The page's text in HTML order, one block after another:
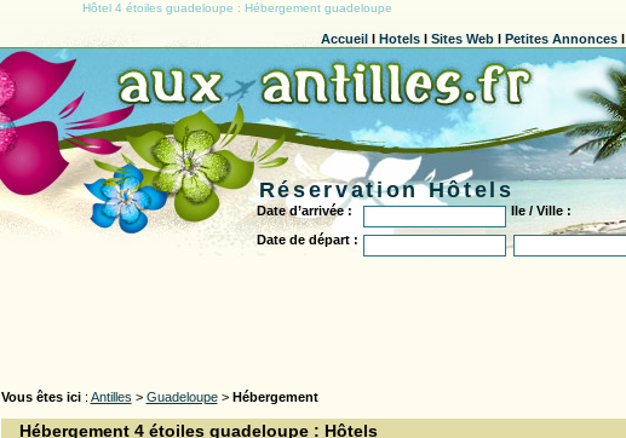
Hôtel 4 étoiles guadeloupe : Hébergement guadeloupe
Accueill Hotelsl Sites Webl Petites Annoncesl
Réservation Hôtels
Date d’arrivée :
Ile / Ville :
Date de départ :
Vous êtes ici: Antilles > Guadeloupe> Hébergement
Hébergement 4 étoiles guadeloupe : Hôtels